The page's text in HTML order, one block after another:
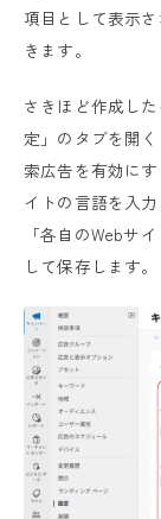
項目として表示
きます。
さきほど作成し
定」のタブを開
索広告を有効に
イトの言語を入
「各自のWebサ
して保存します。